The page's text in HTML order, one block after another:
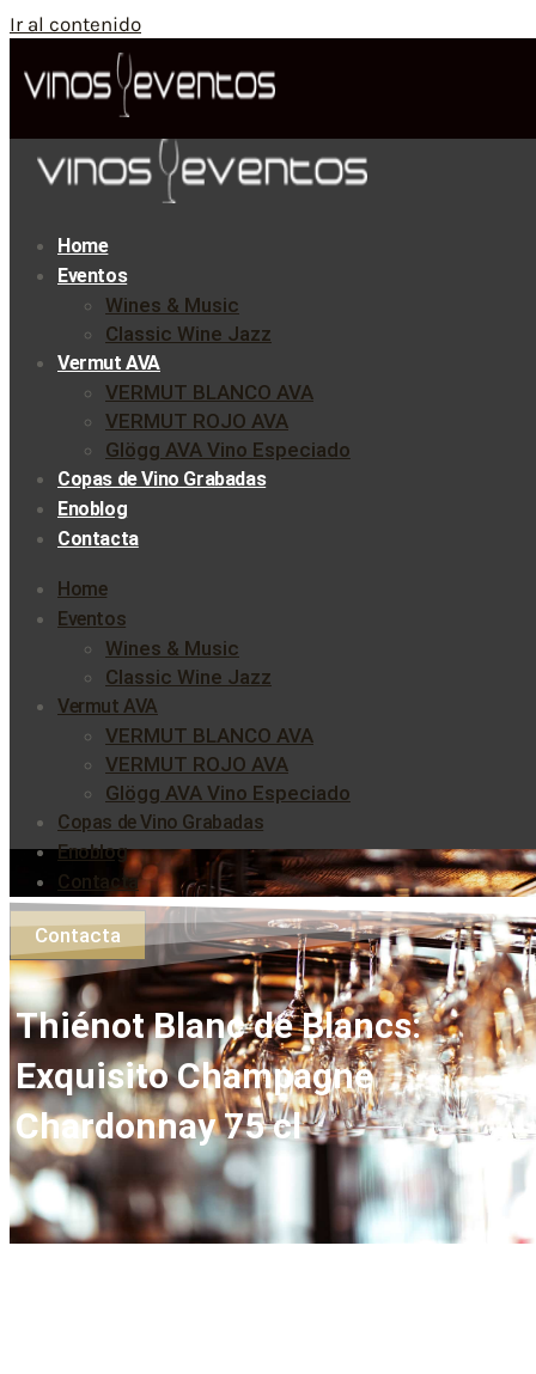
Ir al contenido
Home
Eventos
Wines & Music
Classic Wine Jazz
Vermut AVA
VERMUT BLANCO AVA
VERMUT ROJO AVA
Glögg AVA Vino Especiado
Copas de Vino Grabadas
Enoblog
Contacta
Home
Eventos
Wines & Music
Classic Wine Jazz
Vermut AVA
VERMUT BLANCO AVA
VERMUT ROJO AVA
Glögg AVA Vino Especiado
Copas de Vino Grabadas
Enoblog
Contacta
Contacta
Thiénot Blanc de Blancs:
Exquisito Champagne
Chardonnay 75 cl